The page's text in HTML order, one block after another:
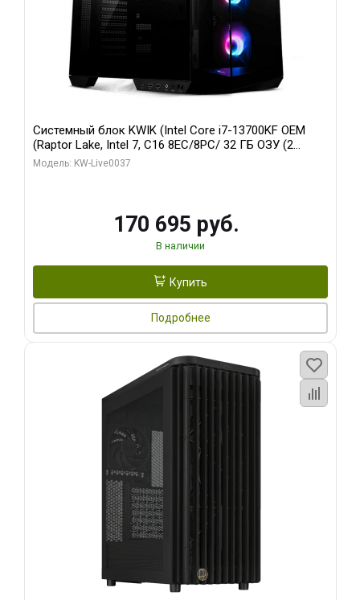
Системный блок KWIK (Intel Core i7-13700KF OEM
(Raptor Lake, Intel 7, C16 8EC/8PC/ 32 ГБ ОЗУ (2
модуля)/ Gigabyte RTX5070 AERO OC 12GB GDDR7
Модель: KW-Live0037
170 695 руб.
В наличии
Купить
Подробнее